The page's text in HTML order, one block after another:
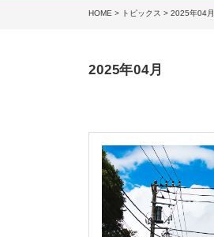
HOME > トピックス > 2025年04月
2025年04月